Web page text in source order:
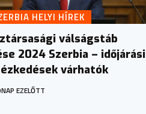
HELYI HÍREK
válságstáb
2024 Szerbia – időjárási
várhatók
EZELŐTT